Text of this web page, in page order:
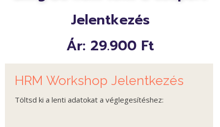
Jelentkezés
Ár: 29.900 Ft
HRM Workshop Jelentkezés
Töltsd ki a lenti adatokat a véglegesítéshez: